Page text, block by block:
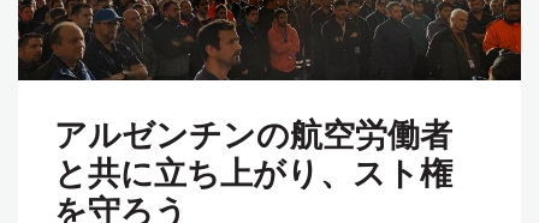
アルゼンチンの航空労働者
と共に立ち上がり、スト権
を守ろう